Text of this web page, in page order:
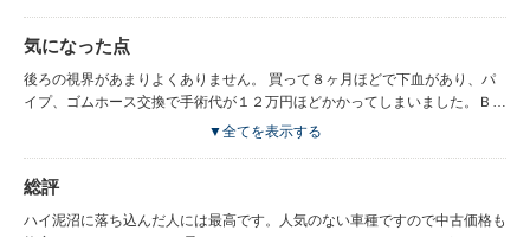
気になった点
後ろの視界があまりよくありません。 買って８ヶ月ほどで下血があり、パ
イプ、ゴムホース交換で手術代が１２万円ほどかかってしまいました。ＢＸ
▼全てを表示する
総評
ハイ泥沼に落ち込んだ人には最高です。人気のない車種ですので中古価格も